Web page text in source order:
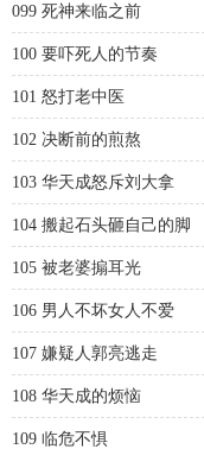
099 死神来临之前
100 要吓死人的节奏
101 怒打老中医
102 决断前的煎熬
103 华天成怒斥刘大拿
104 搬起石头砸自己的脚
105 被老婆搧耳光
106 男人不坏女人不爱
107 嫌疑人郭亮逃走
108 华天成的烦恼
109 临危不惧